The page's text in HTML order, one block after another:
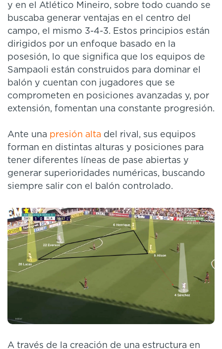
y en el Atlético Mineiro, sobre todo cuando se
buscaba generar ventajas en el centro del
campo, el mismo 3-4-3. Estos principios están
dirigidos por un enfoque basado en la
posesión, lo que significa que los equipos de
Sampaoli están construidos para dominar el
balón y cuentan con jugadores que se
comprometen en posiciones avanzadas y, por
extensión, fomentan una constante progresión.
Ante una presión alta del rival, sus equipos
forman en distintas alturas y posiciones para
tener diferentes líneas de pase abiertas y
generar superioridades numéricas, buscando
siempre salir con el balón controlado.
A través de la creación de una estructura en